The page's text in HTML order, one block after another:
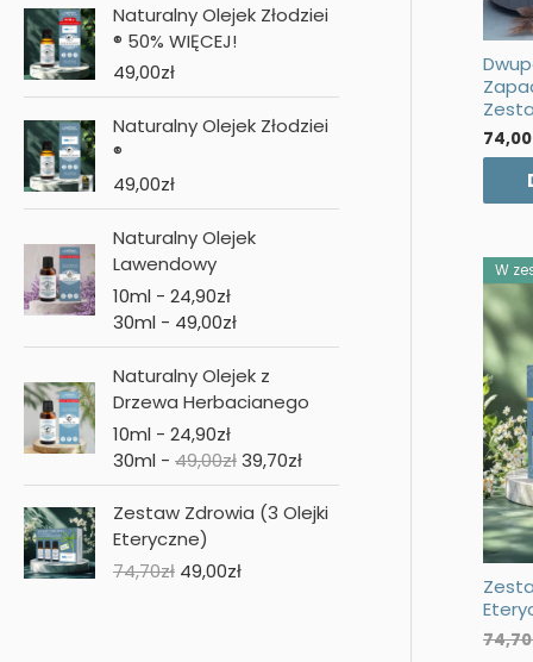
Naturalny Olejek Złodziei
® 50% WIĘCEJ!
49,00zł
Naturalny Olejek Złodziei
®
49,00zł
Naturalny Olejek
Lawendowy
10ml - 24,90zł
30ml - 49,00zł
Naturalny Olejek z
Drzewa Herbacianego
10ml - 24,90zł
30ml - 49,00zł39,70zł
Zestaw Zdrowia (3 Olejki
Eteryczne)
74,70zł P
49,00złA
74,00
W
74,70